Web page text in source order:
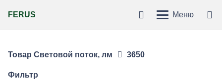
FERUS Меню
Товар Световой поток, лм 3650
Фильтр